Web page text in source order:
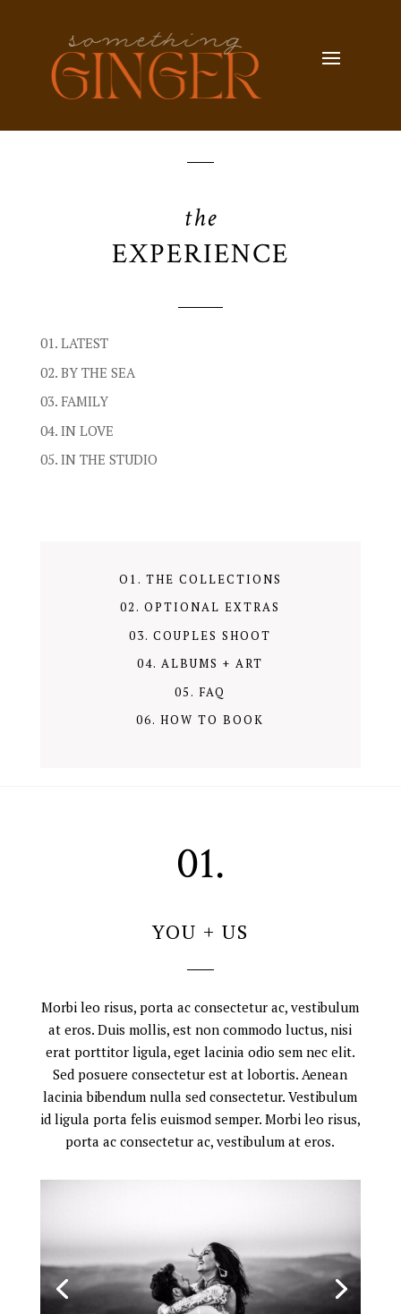
the
EXPERIENCE
01. LATEST
02. BY THE SEA
03. FAMILY
04. IN LOVE
05. IN THE STUDIO
O1. THE COLLECTIONS
02. OPTIONAL EXTRAS
03. COUPLES SHOOT
04. ALBUMS + ART
05. FAQ
06. HOW TO BOOK
01.
YOU + US
Morbi leo risus, porta ac consectetur ac, vestibulum
at eros. Duis mollis, est non commodo luctus, nisi
erat porttitor ligula, eget lacinia odio sem nec elit.
Sed posuere consectetur est at lobortis. Aenean
lacinia bibendum nulla sed consectetur. Vestibulum
id ligula porta felis euismod semper. Morbi leo risus,
porta ac consectetur ac, vestibulum at eros.